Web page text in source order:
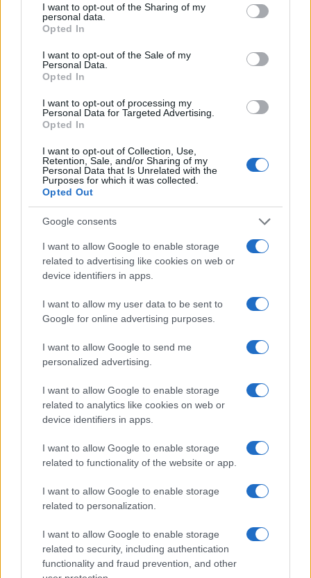
not limited to your visit or usage behaviour. You may click to
grant or deny consent to Google and its third-party tags to
use your data for below specified purposes in below Google
consent section.
I want to opt-out of the Sharing of my
personal data.
Opted In
I want to opt-out of the Sale of my
Personal Data.
Opted In
I want to opt-out of processing my
Personal Data for Targeted Advertising.
Opted In
I want to opt-out of Collection, Use,
Retention, Sale, and/or Sharing of my
Personal Data that Is Unrelated with the
Purposes for which it was collected.
Opted Out
Google consents
I want to allow Google to enable storage
related to advertising like cookies on web or
device identifiers in apps.
I want to allow my user data to be sent to
Google for online advertising purposes.
I want to allow Google to send me
personalized advertising.
I want to allow Google to enable storage
related to analytics like cookies on web or
device identifiers in apps.
I want to allow Google to enable storage
related to functionality of the website or app.
I want to allow Google to enable storage
related to personalization.
I want to allow Google to enable storage
related to security, including authentication
functionality and fraud prevention, and other
Petrolio in calo: Brent a 88.9 dollari, ribassi diffusi tra le
materie prime
Andrea Innocenti · 6 Ago 2026
NEWS
Andrea Innocenti · 5 Ago 2026
NEWS
La macchina usata più affidabile: un investimento che esige
ponderazione